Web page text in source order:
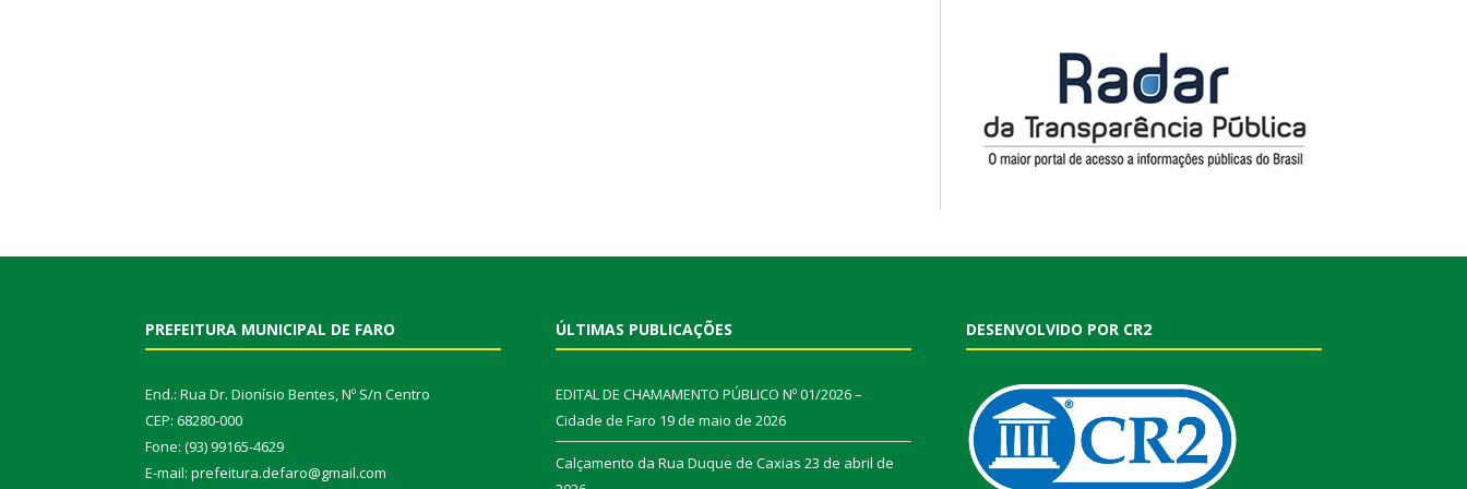
PREFEITURA MUNICIPAL DE FARO
End.: Rua Dr. Dionísio Bentes, Nº S/n Centro
CEP: 68280-000
Fone: (93) 99165-4629
E-mail: prefeitura.defaro@gmail.com
ÚLTIMAS PUBLICAÇÕES
EDITAL DE CHAMAMENTO PÚBLICO Nº 01/2026 –
Cidade de Faro 19 de maio de 2026
Calçamento da Rua Duque de Caxias 23 de abril de
DESENVOLVIDO POR CR2